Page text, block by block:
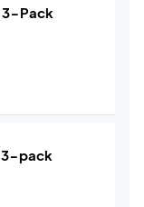
3-Pack
3-pack